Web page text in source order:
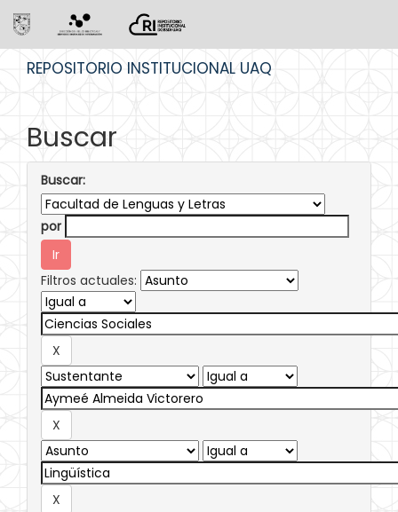
REPOSITORIO INSTITUCIONAL UAQ
Buscar
Buscar:
por
Filtros actuales: